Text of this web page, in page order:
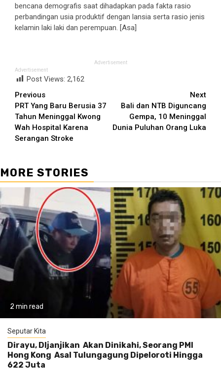
bencana demografis saat dihadapkan pada fakta rasio
perbandingan usia produktif dengan lansia serta rasio jenis
kelamin laki laki dan perempuan. [Asa]
Advertisement
Advertisement
Post Views: 2,162
Continue
Reading
Previous
PRT Yang Baru Berusia 37
Tahun Meninggal Kwong
Wah Hospital Karena
Serangan Stroke
Next
Bali dan NTB Diguncang
Gempa, 10 Meninggal
Dunia Puluhan Orang Luka
MORE STORIES
2 min read
Seputar Kita
Dirayu, DIjanjikan Akan Dinikahi, Seorang PMI
Hong Kong Asal Tulungagung Dipeloroti Hingga
622 Juta